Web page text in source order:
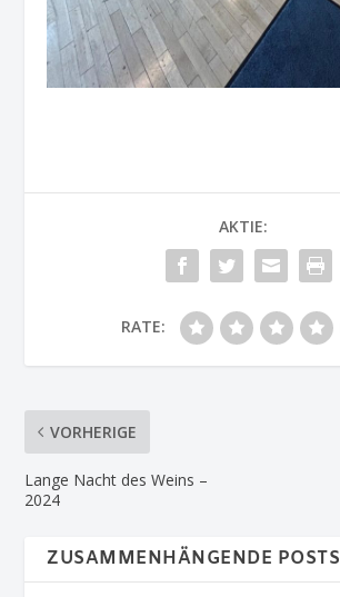
AKTIE:
RATE:
VORHERIGE
Lange Nacht des Weins –
2024
ZUSAMMENHÄNGENDE POSTS